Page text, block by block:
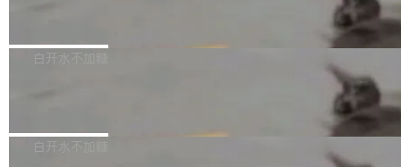
自研的多个文生3D和...
整性保护。效果是：吞吐量提升 41%，每 token
让语音识别不再只是听清，而是真正听懂。通过
w 不要求标准普通话，方言识别覆盖粤语、吴语
新和少量网页兼容性修复版本。 Changes/fixe
容提供的字体时出现的几个问题 为避免音频加
白开水不加糖
发布的 Release Notes，他利用 AI 工具（如 Co
白开水不加糖